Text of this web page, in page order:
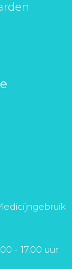
- 17.00 uur